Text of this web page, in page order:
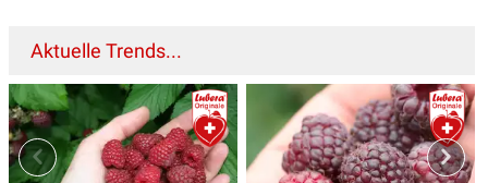
Aktuelle Trends...